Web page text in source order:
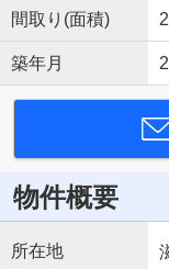
間取り(面積)
築年月
物件概要
所在地